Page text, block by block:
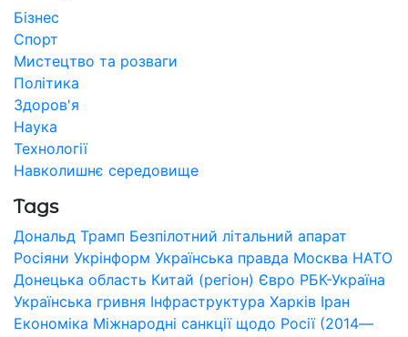
Бізнес
Спорт
Мистецтво та розваги
Політика
Здоров'я
Наука
Технології
Навколишнє середовище
Tags
Дональд Трамп Безпілотний літальний апарат
Росіяни Укрінформ Українська правда Москва НАТО
Донецька область Китай (регіон) Євро РБК-Україна
Українська гривня Інфраструктура Харків Іран
Економіка Міжнародні санкції щодо Росії (2014—